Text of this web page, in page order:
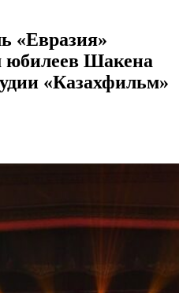
«Евразия»
юбилеев Шакена
«Казахфильм»